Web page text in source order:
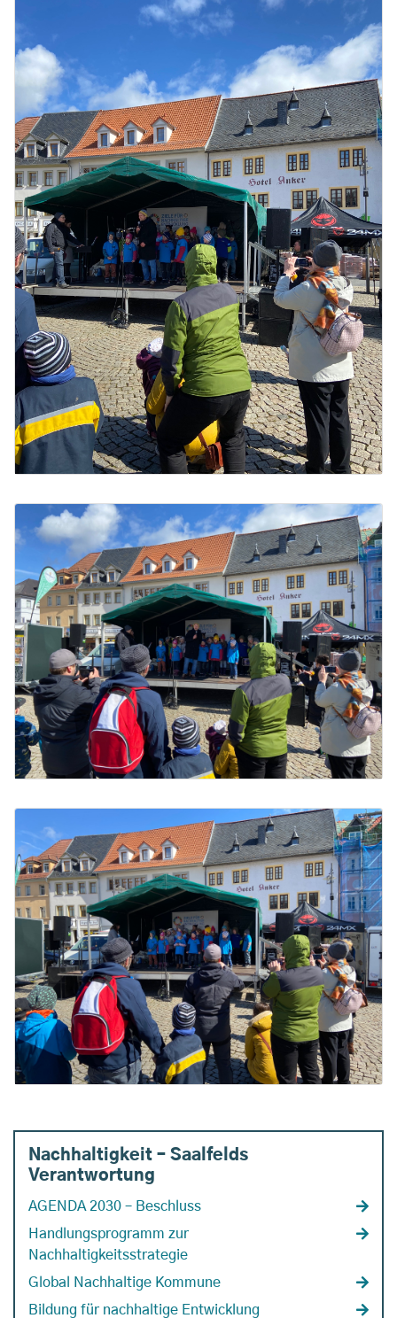
Nachhaltigkeit – Saalfelds
Verantwortung
AGENDA 2030 – Beschluss
Handlungsprogramm zur
Nachhaltigkeitsstrategie
Global Nachhaltige Kommune
Bildung für nachhaltige Entwicklung